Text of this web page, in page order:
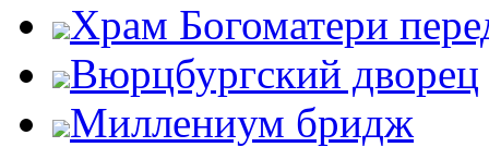
Храм Богоматери
Вюрцбургский дворец
Миллениум бридж